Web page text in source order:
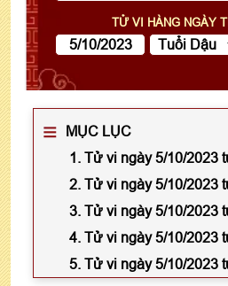
TỬ VI HÀNG NGÀY
MỤC LỤC
1. Tử vi ngày 5/10/2023
2. Tử vi ngày 5/10/2023
3. Tử vi ngày 5/10/2023
4. Tử vi ngày 5/10/2023
5. Tử vi ngày 5/10/2023